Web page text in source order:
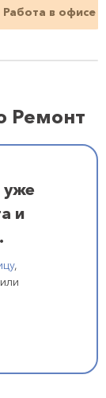
Работа в офисе
Ремонт
уже
и
,
или